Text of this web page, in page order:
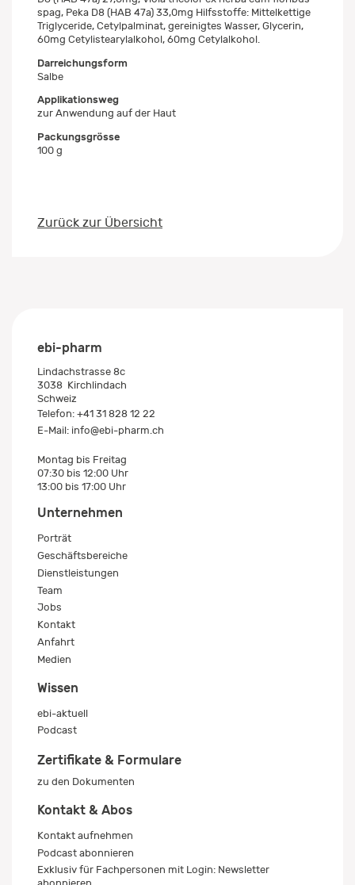
spag, Peka D8 (HAB 47a) 33,0mg Hilfsstoffe: Mittelkettige
Triglyceride, Cetylpalminat, gereinigtes Wasser, Glycerin,
60mg Cetylistearylalkohol, 60mg Cetylalkohol.
Darreichungsform
Salbe
Applikationsweg
zur Anwendung auf der Haut
Packungsgrösse
100 g
Zurück zur Übersicht
ebi-pharm
Lindachstrasse 8c
3038 Kirchlindach
Schweiz
Telefon: +41 31 828 12 22
E-Mail: info@ebi-pharm.ch
Montag bis Freitag
07:30 bis 12:00 Uhr
13:00 bis 17:00 Uhr
Unternehmen
Porträt
Geschäftsbereiche
Dienstleistungen
Team
Jobs
Kontakt
Anfahrt
Medien
Wissen
ebi-aktuell
Podcast
Zertifikate & Formulare
zu den Dokumenten
Kontakt & Abos
Kontakt aufnehmen
Podcast abonnieren
Exklusiv für Fachpersonen mit Login: Newsletter